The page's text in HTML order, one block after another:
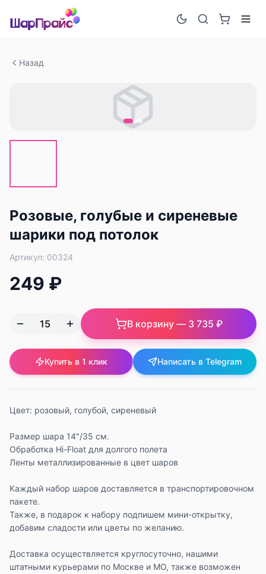
Назад
Розовые, голубые и сиреневые
шарики под потолок
Артикул: 00324
249 ₽
В корзину — 3 735 ₽
Купить в 1 клик Написать в Telegram
Цвет: розовый, голубой, сиреневый
Размер шара 14"/35 см.
Обработка Hi-Float для долгого полета
Ленты металлизированные в цвет шаров
Каждый набор шаров доставляется в транспортировочном
пакете.
Также, в подарок к набору подпишем мини-открытку,
добавим сладости или цветы по желанию.
Доставка осуществляется круглосуточно, нашими
штатными курьерами по Москве и МО, также возможен